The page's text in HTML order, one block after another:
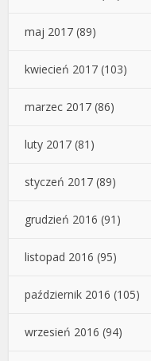
maj 2017 (89)
kwiecień 2017 (103)
marzec 2017 (86)
luty 2017 (81)
styczeń 2017 (89)
grudzień 2016 (91)
listopad 2016 (95)
październik 2016 (105)
wrzesień 2016 (94)